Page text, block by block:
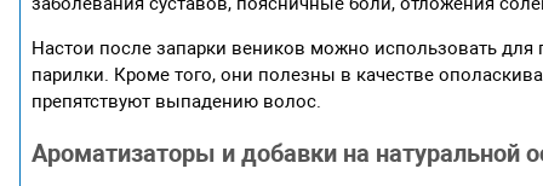
Настои после запарки веников можно использовать
парилки. Кроме того, они полезны в качестве
препятствуют выпадению волос.
Ароматизаторы и добавки на натуральной